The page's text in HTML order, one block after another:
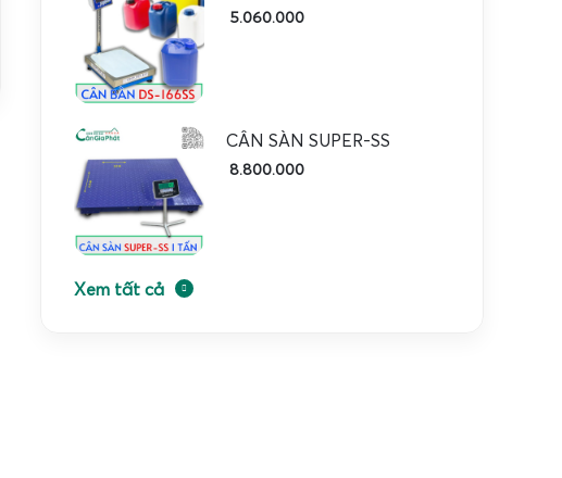
5.060.000
CÂN SÀN SUPER-SS
8.800.000
Xem tất cả